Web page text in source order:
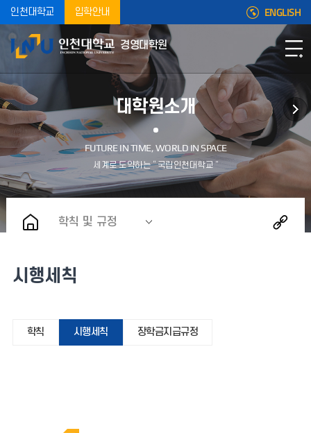
인천대학교 입학안내 ENGLISH
경영대학원
대학원소개
학칙 및 규정
시행세칙
학칙 시행세칙 장학금지급규정